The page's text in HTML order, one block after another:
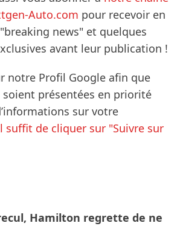
Auto.com pour recevoir en
news" et quelques
avant leur publication !
notre Profil Google afin que
soient présentées en priorité
sur votre
suffit de cliquer sur "Suivre sur
Hamilton regrette de ne